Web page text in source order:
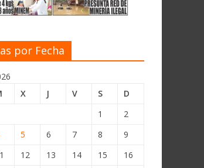
por Fecha
X J V S
D
1
2
5 6 7 8
9
12 13 14 15
16